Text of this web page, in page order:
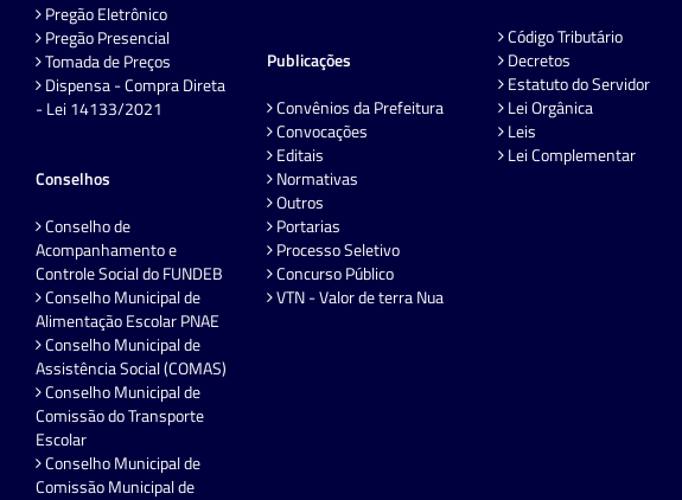
Pregão Eletrônico
Pregão Presencial
Tomada de Preços
Dispensa - Compra Direta
- Lei 14133/2021
Conselhos
Conselho de
Acompanhamento e
Controle Social do FUNDEB
Conselho Municipal de
Alimentação Escolar PNAE
Conselho Municipal de
Assistência Social (COMAS)
Conselho Municipal de
Comissão do Transporte
Escolar
Conselho Municipal de
Comissão Municipal de
Publicações
Convênios da Prefeitura
Convocações
Editais
Normativas
Outros
Portarias
Processo Seletivo
Concurso Público
VTN - Valor de terra Nua
Código Tributário
Decretos
Estatuto do Servidor
Lei Orgânica
Leis
Lei Complementar